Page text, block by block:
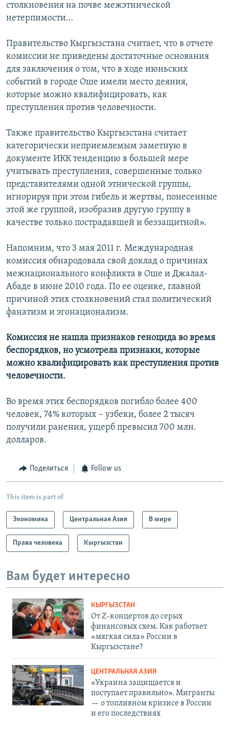
столкновения на почве межэтнической
нетерпимости…
Правительство Кыргызстана считает, что в отчете
комиссии не приведены достаточные основания
для заключения о том, что в ходе июньских
событий в городе Оше имели место деяния,
которые можно квалифицировать, как
преступления против человечности.
Также правительство Кыргызстана считает
категорически неприемлемым заметную в
документе ИКК тенденцию в большей мере
учитывать преступления, совершенные только
представителями одной этнической группы,
игнорируя при этом гибель и жертвы, понесенные
этой же группой, изобразив другую группу в
качестве только пострадавшей и беззащитной».
Напомним, что 3 мая 2011 г. Международная
комиссия обнародовала свой доклад о причинах
межнационального конфликта в Оше и Джалал-
Абаде в июне 2010 года. По ее оценке, главной
причиной этих столкновений стал политический
фанатизм и эгонационализм.
Комиссия не нашла признаков геноцида во время
беспорядков, но усмотрела признаки, которые
можно квалифицировать как преступления против
человечности.
Во время этих беспорядков погибло более 400
человек, 74% которых – узбеки, более 2 тысяч
получили ранения, ущерб превысил 700 млн.
долларов.
Поделиться Follow us
This item is part of
Экономика Центральная Азия В мире
Права человека Кыргызстан
Вам будет интересно
КЫРГЫЗСТАН
От Z-концертов до серых
финансовых схем. Как работает
«мягкая сила» России в
Кыргызстане?
ЦЕНТРАЛЬНАЯ АЗИЯ
«Украина защищается и
поступает правильно». Мигранты
— о топливном кризисе в России
и его последствиях